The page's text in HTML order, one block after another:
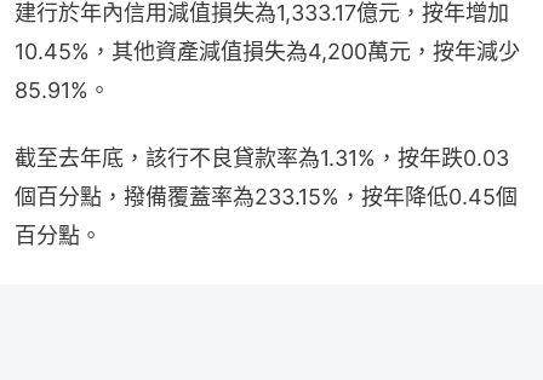
建行於年內信用減值損失為1,333.17億元，按年增加
10.45%，其他資產減值損失為4,200萬元，按年減少
85.91%。
截至去年底，該行不良貸款率為1.31%，按年跌0.03
個百分點，撥備覆蓋率為233.15%，按年降低0.45個
百分點。